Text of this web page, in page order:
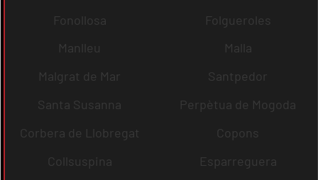
Fonollosa
Folgueroles
Manlleu
Malla
Malgrat de Mar
Santpedor
Santa Susanna
Perpètua de Mogoda
Corbera de Llobregat
Copons
Collsuspina
Esparreguera